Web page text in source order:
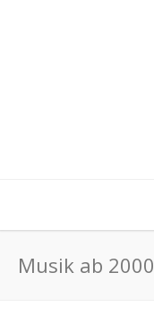
Musik ab 2000